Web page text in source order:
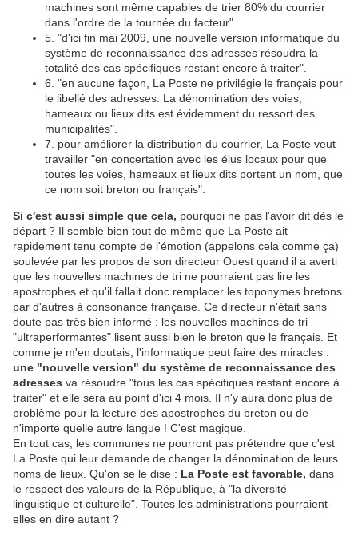
machines sont même capables de trier 80% du courrier
dans l'ordre de la tournée du facteur"
5. "d'ici fin mai 2009, une nouvelle version informatique du
système de reconnaissance des adresses résoudra la
totalité des cas spécifiques restant encore à traiter".
6. "en aucune façon, La Poste ne privilégie le français pour
le libellé des adresses. La dénomination des voies,
hameaux ou lieux dits est évidemment du ressort des
municipalités".
7. pour améliorer la distribution du courrier, La Poste veut
travailler "en concertation avec les élus locaux pour que
toutes les voies, hameaux et lieux dits portent un nom, que
ce nom soit breton ou français".
Si c'est aussi simple que cela, pourquoi ne pas l'avoir dit dès le
départ ? Il semble bien tout de même que La Poste ait
rapidement tenu compte de l'émotion (appelons cela comme ça)
soulevée par les propos de son directeur Ouest quand il a averti
que les nouvelles machines de tri ne pourraient pas lire les
apostrophes et qu'il fallait donc remplacer les toponymes bretons
par d'autres à consonance française. Ce directeur n'était sans
doute pas très bien informé : les nouvelles machines de tri
"ultraperformantes" lisent aussi bien le breton que le français. Et
comme je m'en doutais, l'informatique peut faire des miracles :
une "nouvelle version" du système de reconnaissance des
adresses va résoudre "tous les cas spécifiques restant encore à
traiter" et elle sera au point d'ici 4 mois. Il n'y aura donc plus de
problème pour la lecture des apostrophes du breton ou de
n'importe quelle autre langue ! C'est magique.
En tout cas, les communes ne pourront pas prétendre que c'est
La Poste qui leur demande de changer la dénomination de leurs
noms de lieux. Qu'on se le dise : La Poste est favorable, dans
le respect des valeurs de la République, à "la diversité
linguistique et culturelle". Toutes les administrations pourraient-
elles en dire autant ?